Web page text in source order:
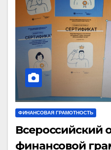
ФИНАНСОВАЯ ГРАМОТНОСТЬ
Всероссийский
финансовой